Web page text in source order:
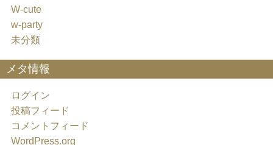
W-cute
w-party
未分類
メタ情報
ログイン
投稿フィード
コメントフィード
WordPress.org